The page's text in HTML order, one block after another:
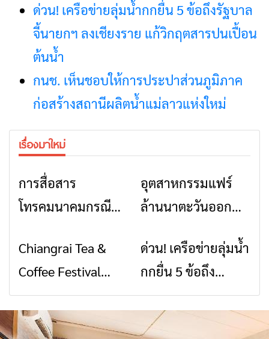
ด่วน! เครือข่ายลุ่มน้ำกกยื่น 5 ข้อถึงรัฐบาล
จี้นายกฯ ลงเชียงราย แก้วิกฤตสารปนเปื้อน
ต้นน้ำ
กนช. เห็นชอบให้การประปาส่วนภูมิภาค
ก่อสร้างสถานีผลิตน้ำแม่ลาวแห่งใหม่
เรื่องมาใหม่
การสื่อสาร
โทรคมนาคมกรณีภัย
สัญญาณขาด การ
สื่อสารต้องไม่หยุด
ข่าวเชียงราย
อุตสาหกรรมแฟร์
ล้านนาตะวันออก
สินค้าเด่น และเสน่ห์
วัฒนธรรมจาก 4
จังหวัด เชียงราย
พะเยา แพร่ และ
ข่าวเชียงราย
Chiangrai Tea &
Coffee Festival
2026
ข่าวเชียงราย
ด่วน! เครือข่ายลุ่มน้ำ
กกยื่น 5 ข้อถึง
รัฐบาล จี้นายกฯ ลง
เชียงราย แก้วิกฤต